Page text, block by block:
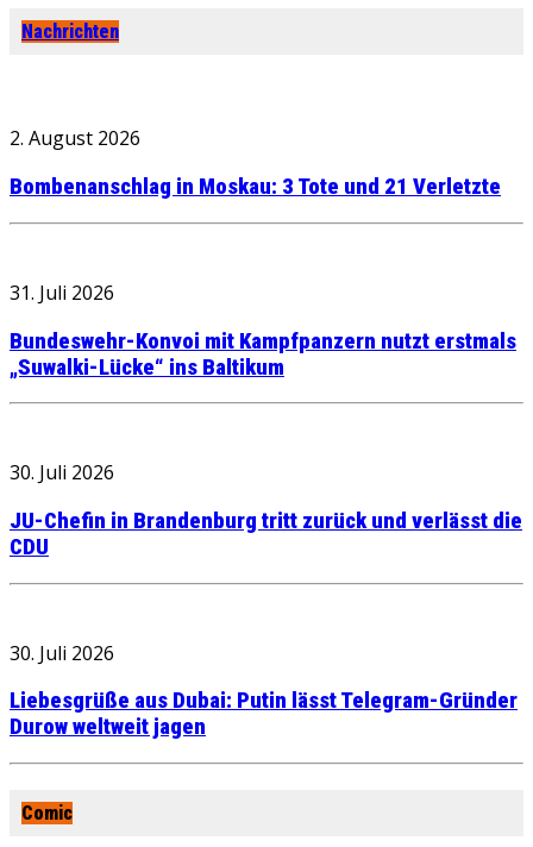
Nachrichten
2. August 2026
Bombenanschlag in Moskau: 3 Tote und 21 Verletzte
31. Juli 2026
Bundeswehr-Konvoi mit Kampfpanzern nutzt erstmals
„Suwalki-Lücke“ ins Baltikum
30. Juli 2026
JU-Chefin in Brandenburg tritt zurück und verlässt die
CDU
30. Juli 2026
Liebesgrüße aus Dubai: Putin lässt Telegram-Gründer
Durow weltweit jagen
Comic